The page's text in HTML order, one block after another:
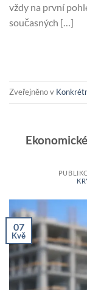
vždy na první
současných […]
Zveřejněno v
07
Kvě